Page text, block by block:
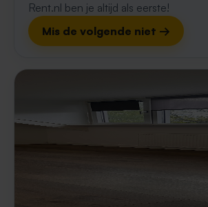
Rent.nl ben je altijd als eerste!
Mis de volgende niet →